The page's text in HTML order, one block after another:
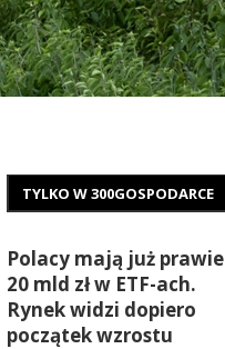
TYLKO W 300GOSPODARCE
Polacy mają już prawie
20 mld zł w ETF-ach.
Rynek widzi dopiero
początek wzrostu